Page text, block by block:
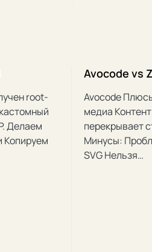
root-
Делаем
Копируем
Avocode vs
Avocode
медиа
перекрывает
Минусы:
SVG Нельзя…